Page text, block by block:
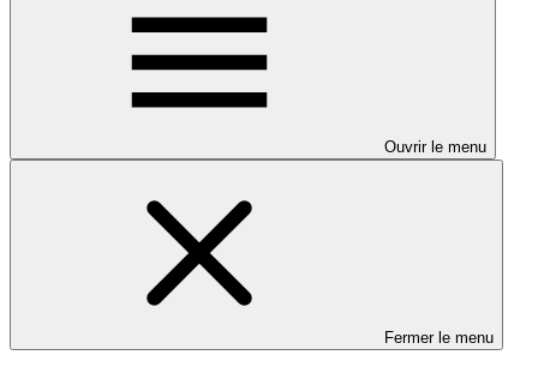
Ouvrir le menu
Fermer le menu